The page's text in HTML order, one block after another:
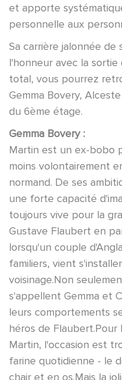
et apporte
personnelle aux
Sa carrière jalonnée de
l'honneur avec la sortie
total, vous pourrez
Gemma Bovery,
du 6ème étage.
Gemma Bovery :
Martin est un ex-bobo
moins volontairement
normand. De ses
une forte capacité
toujours vive pour la
Gustave Flaubert en
lorsqu'un couple
familiers, vient
voisinage.Non
s'appellent Gemma et
leurs comportements
héros de Flaubert.Pour
Martin, l'occasion est
farine quotidienne - le
chair et en os.Mais la